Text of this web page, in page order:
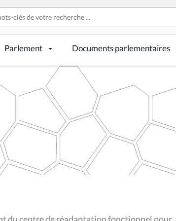
Parlement Documents parlementaires
du centre de réadaptation fonctionnel pour